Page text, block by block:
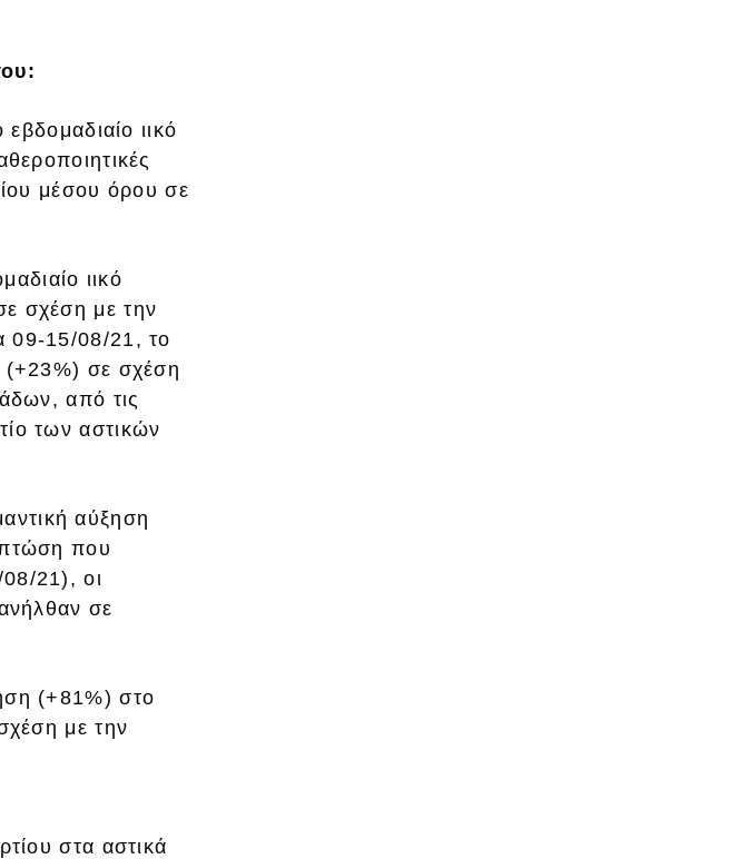
ιικό
μέσου όρου σε
ιικό
σχέση με την
09-15/08/21, το
(+23%) σε σχέση
από τις
των αστικών
αύξηση
που
21), οι
σε
(+81%) στο
με την
στα αστικά